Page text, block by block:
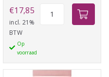
€17,85
incl. 21%
BTW
Op
voorraad